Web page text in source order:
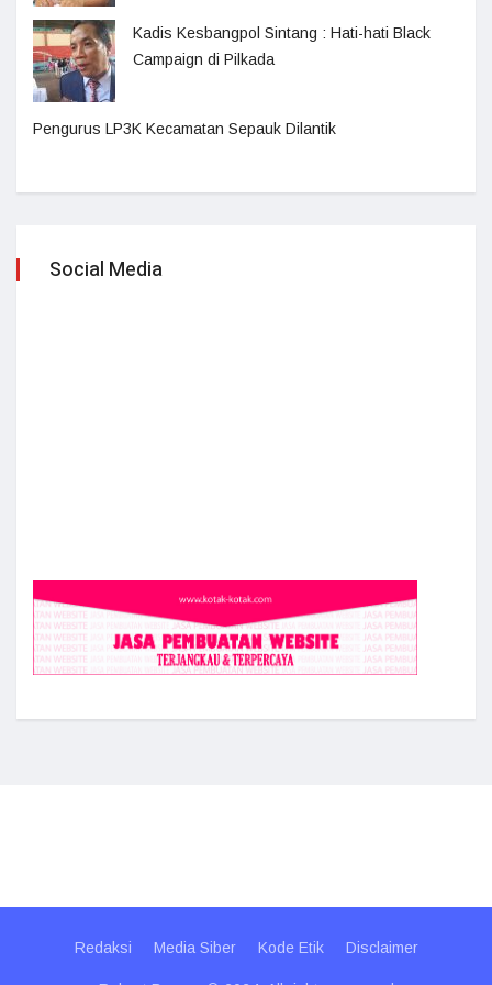
Kadis Kesbangpol Sintang : Hati-hati Black
Campaign di Pilkada
Pengurus LP3K Kecamatan Sepauk Dilantik
Social Media
Redaksi Media Siber Kode Etik Disclaimer